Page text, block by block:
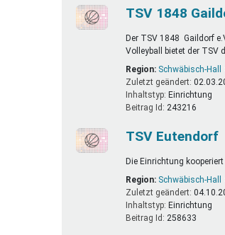
TSV 1848
Der TSV 1848 Gaildorf
Volleyball bietet der TSV
Region: Schwäbisch-Hall
Zuletzt geändert:
Inhaltstyp:
einrichtung
Beitrag Id:243216
TSV Eutendorf
Die Einrichtung
Region: Schwäbisch-Hall
Zuletzt geändert:
Inhaltstyp:
einrichtung
Beitrag Id:258633